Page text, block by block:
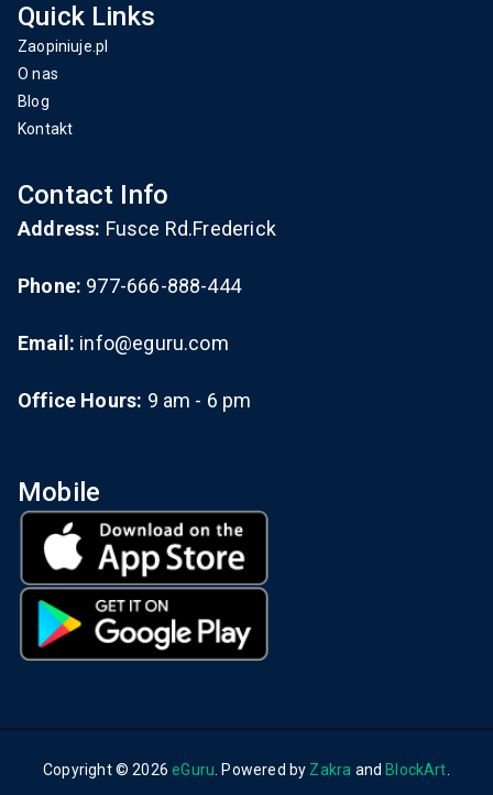
Quick Links
Zaopiniuje.pl
O nas
Blog
Kontakt
Contact Info
Address: Fusce Rd.Frederick
Phone: 977-666-888-444
Email: info@eguru.com
Office Hours: 9 am - 6 pm
Mobile
Copyright © 2026eGuru . Powered by Zakra and BlockArt